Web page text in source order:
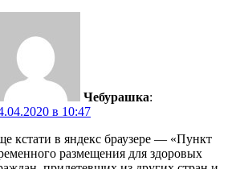
Чебурашка:
в 10:47
кстати в яндекс браузере — «Пункт
размещения для здоровых